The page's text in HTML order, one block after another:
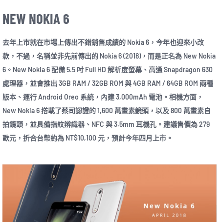
NEW NOKIA 6
去年上市就在市場上傳出不錯銷售成績的 Nokia 6，今年也迎來小改
款，不過，名稱並非先前傳出的 Nokia 6 (2018)，而是正名為 New Nokia
6。New Nokia 6 配備 5.5 吋 Full HD 解析度螢幕、高通 Snapdragon 630
處理器，並會推出 3GB RAM / 32GB ROM 與 4GB RAM / 64GB ROM 兩種
版本、運行 Android Oreo 系統，內建 3,000mAh 電池。相機方面，
New Nokia 6 搭載了蔡司認證的 1,600 萬畫素鏡頭，以及 800 萬畫素自
拍鏡頭，並具備指紋辨識器、NFC 與 3.5mm 耳機孔。建議售價為 279
歐元，折合台幣約為 NT$10,100 元，預計今年四月上市。